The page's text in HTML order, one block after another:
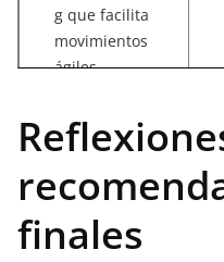
g que facilita
movimientos
ágiles.
IPX6 ante
derrames y
para cualquier
entorno.
Funcionalidad
finales